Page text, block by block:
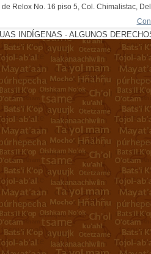
de Relox No. 16 piso 5, Col. Chimalistac,
INDÍGENAS - ALGUNOS